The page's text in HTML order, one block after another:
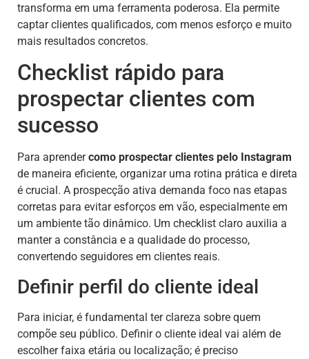
transforma em uma ferramenta poderosa. Ela permite
captar clientes qualificados, com menos esforço e muito
mais resultados concretos.
Checklist rápido para
prospectar clientes com
sucesso
Para aprendercomo prospectar clientes pelo Instagram
de maneira eficiente, organizar uma rotina prática e direta
é crucial. A prospecção ativa demanda foco nas etapas
corretas para evitar esforços em vão, especialmente em
um ambiente tão dinâmico. Um checklist claro auxilia a
manter a constância e a qualidade do processo,
convertendo seguidores em clientes reais.
Definir perfil do cliente ideal
Para iniciar, é fundamental ter clareza sobre quem
compõe seu público. Definir o cliente ideal vai além de
escolher faixa etária ou localização; é preciso